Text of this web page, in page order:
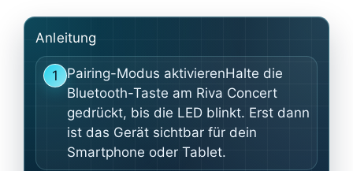
Anleitung
1 Pairing-Modus aktivierenHalte die
Bluetooth-Taste am Riva Concert
gedrückt, bis die LED blinkt. Erst dann
ist das Gerät sichtbar für dein
Smartphone oder Tablet.